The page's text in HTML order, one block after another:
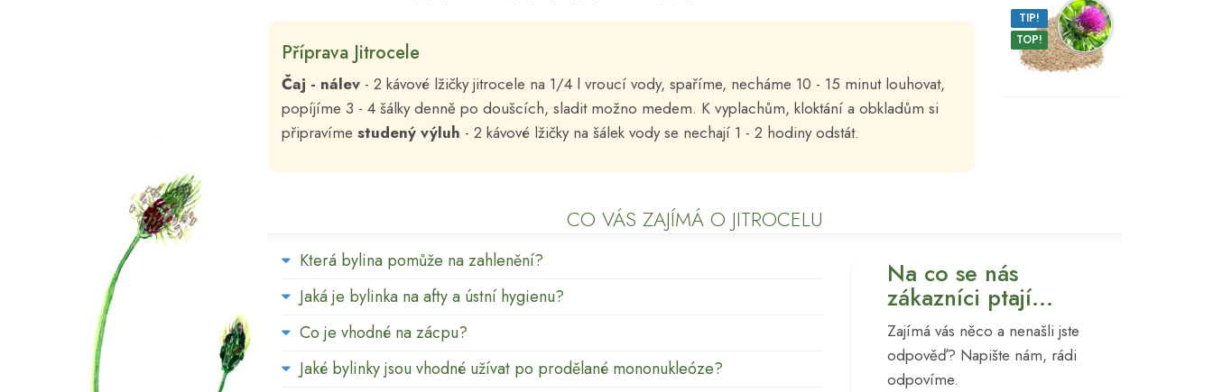
Příprava Jitrocele
Čaj - nálev - 2 kávové lžičky jitrocele na 1/4 l vroucí vody, spaříme, necháme 10 - 15 minut louhovat,
popíjíme 3 - 4 šálky denně po doušcích, sladit možno medem. K vyplachům, kloktání a obkladům si
připravíme studený výluh - 2 kávové lžičky na šálek vody se nechají 1 - 2 hodiny odstát.
TIP!
TOP!
CO VÁS ZAJÍMÁ O JITROCELU
Která bylina pomůže na zahlenění?
Jaká je bylinka na afty a ústní hygienu?
Co je vhodné na zácpu?
Jaké bylinky jsou vhodné užívat po prodělané mononukleóze?
Na co se nás
zákazníci ptají...
Zajímá vás něco a nenašli jste
odpověď? Napište nám, rádi
odpovíme.